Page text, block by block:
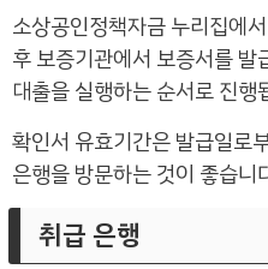
소상공인정책자금 누리집에
후 보증기관에서 보증서를
대출을 실행하는 순서로 진행
확인서 유효기간은 발급일로
은행을 방문하는 것이 좋습니
취급 은행